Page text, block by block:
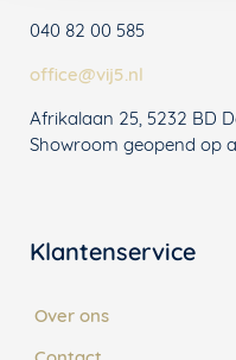
040 82 00 585
office@vij5.nl
Afrikalaan 25, 5232 BD
Showroom geopend op
Klantenservice
Over ons